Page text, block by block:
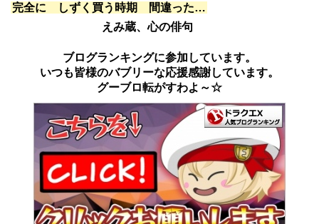
完全に しずく買う時期 間違った…
えみ蔵、心の俳句
ブログランキングに参加しています。
いつも皆様のバブリーな応援感謝しています。
グーブロ転がすわよ～☆